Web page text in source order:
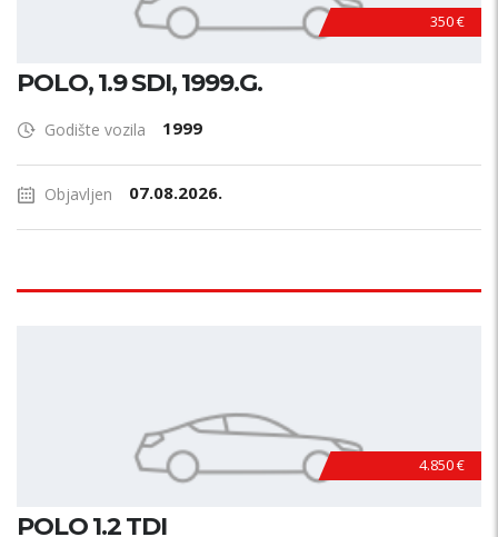
350 €
POLO, 1.9 SDI, 1999.G.
Godište vozila 1999
Objavljen 07.08.2026.
4.850 €
POLO 1.2 TDI